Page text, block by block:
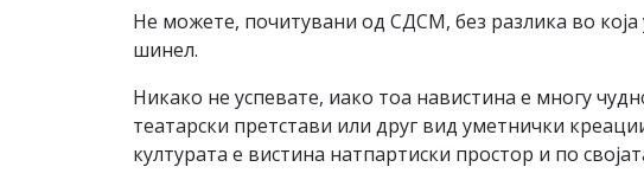
Не можете, почитувани од СДСМ, без разлика во која
шинел.
Никако не успевате, иако тоа навистина е многу
театарски претстави или друг вид уметнички
културата е вистина натпартиски простор и по